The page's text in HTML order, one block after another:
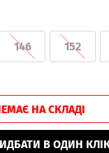
146 152
НА СКЛАДІ
В ОДИН